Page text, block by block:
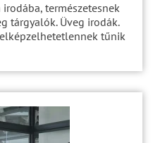
természetesnek
tárgyalók. Üveg irodák.
tűnik